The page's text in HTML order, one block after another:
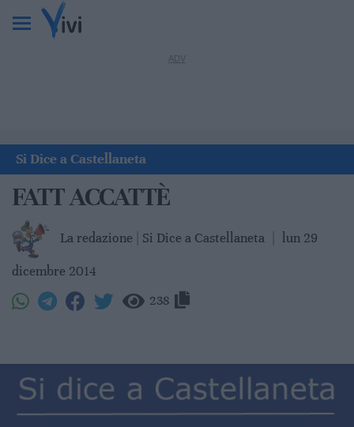
Si Dice a Castellaneta
FATT ACCATTÈ
La redazione | Si Dice a Castellaneta lun 29
dicembre 2014
238